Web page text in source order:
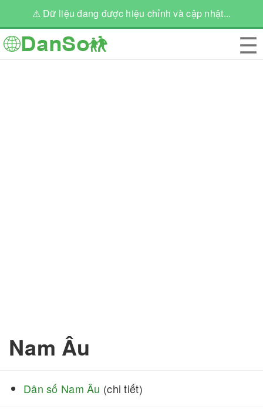
⚠ Dữ liệu đang được hiệu chỉnh và cập nhật...
☰
Nam Âu
Dân số Nam Âu (chi tiết)